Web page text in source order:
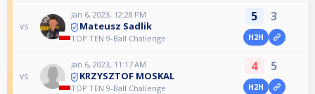
vs
Jan 6, 2023, 12:28 PM
Mateusz Sadlik
TOP TEN 9-Ball Challenge
5 3
H2H
vs
Jan 6, 2023, 11:17 AM
KRZYSZTOF MOSKAL
TOP TEN 9-Ball Challenge
4 5
H2H